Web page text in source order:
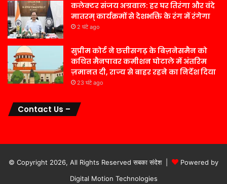
कलेक्टर संजय अग्रवाल: हर घर तिरंगा और वंदे
मातरम् कार्यक्रमों से देशभक्ति के रंग में रंगेगा
2 घंटे ago
सुप्रीम कोर्ट ने छत्तीसगढ़ के बिज़नेसमैन को
कथित मैनपावर कमीशन घोटाले में अंतरिम
ज़मानत दी, राज्य से बाहर रहने का निर्देश दिया
23 घंटे ago
Contact Us –
© Copyright 2026, All Rights Reserved सबका संदेश |
Powered by
Digital Motion Technologies